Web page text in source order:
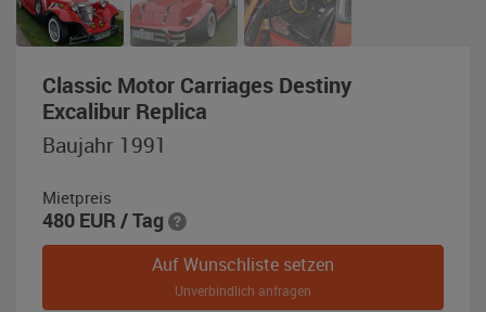
Classic Motor Carriages Destiny
Excalibur Replica
Baujahr 1991
Mietpreis
480 EUR / Tag
Auf Wunschliste setzen
Unverbindlich anfragen